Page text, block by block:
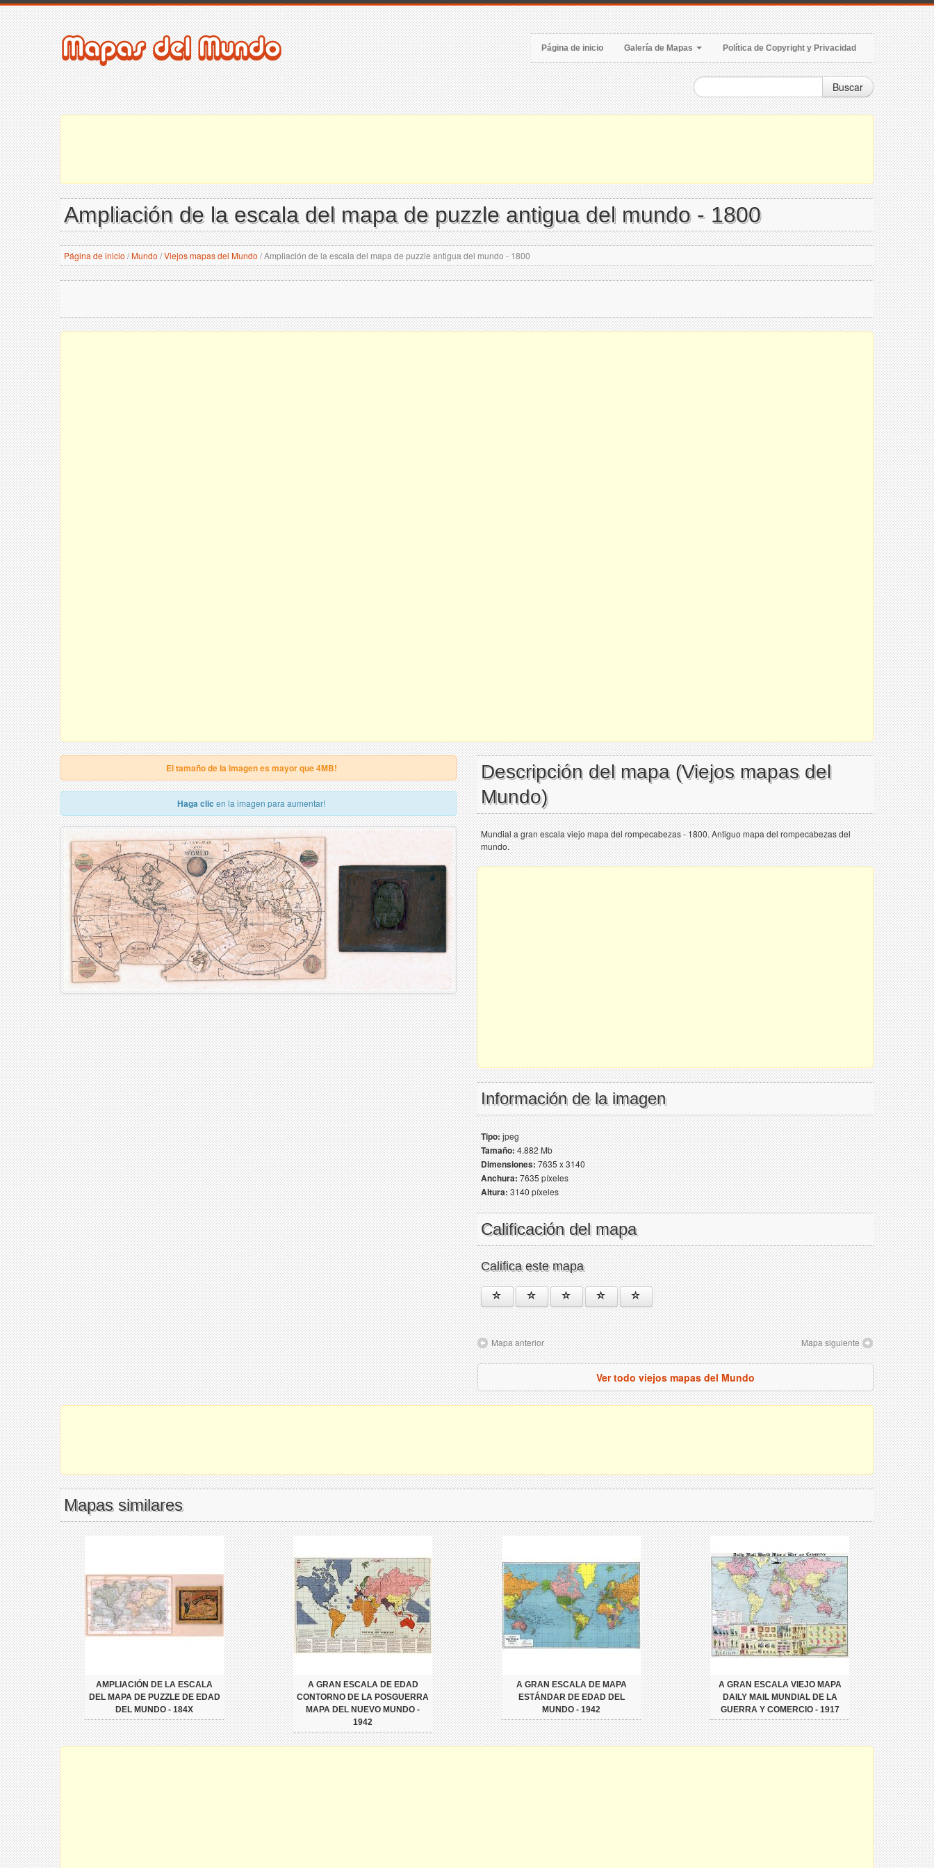
Página de inicio Galería de Mapas Política de Copyright y Privacidad
Buscar
Ampliación de la escala del mapa de puzzle antigua del mundo - 1800
Página de inicio /Mundo /Viejos mapas del Mundo /Ampliación de la escala del mapa de puzzle antigua del mundo - 1800
El tamaño de la imagen es mayor que 4MB!
Haga clic en la imagen para aumentar!
Descripción del mapa (Viejos mapas del
Mundo)
Mundial a gran escala viejo mapa del rompecabezas - 1800. Antiguo mapa del rompecabezas del
mundo.
Información de la imagen
Tipo:jpeg
Tamaño:4.882 Mb
Dimensiones:7635 x 3140
Anchura:7635 píxeles
Altura:3140 píxeles
Calificación del mapa
Califica este mapa
Mapa anterior Mapa siguiente
Ver todo viejos mapas del Mundo
Mapas similares
AMPLIACIÓN DE LA ESCALA
DEL MAPA DE PUZZLE DE EDAD
DEL MUNDO - 184X
A GRAN ESCALA DE EDAD
CONTORNO DE LA POSGUERRA
MAPA DEL NUEVO MUNDO -
1942
A GRAN ESCALA DE MAPA
ESTÁNDAR DE EDAD DEL
MUNDO - 1942
A GRAN ESCALA VIEJO MAPA
DAILY MAIL MUNDIAL DE LA
GUERRA Y COMERCIO - 1917